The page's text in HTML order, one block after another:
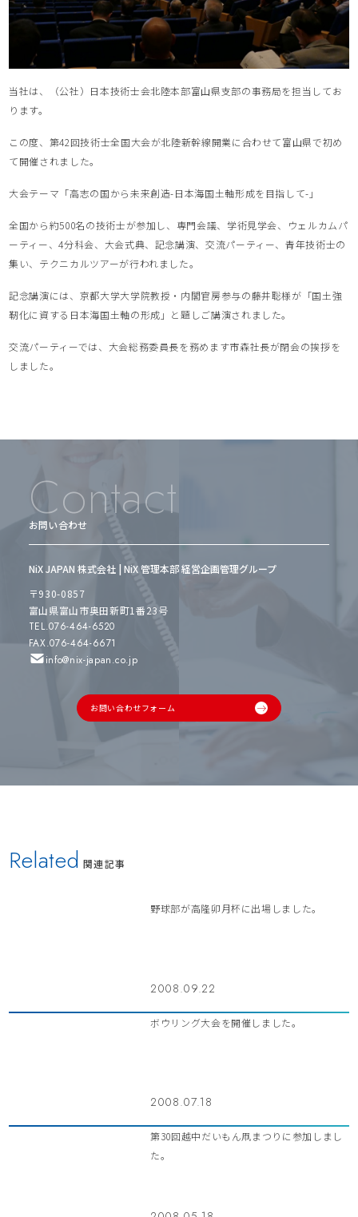
当社は、（公社）日本技術士会北陸本部富山県支部の事務局を担当してお
ります。
この度、第42回技術士全国大会が北陸新幹線開業に合わせて富山県で初め
て開催されました。
大会テーマ「高志の国から未来創造-日本海国土軸形成を目指して-」
全国から約500名の技術士が参加し、専門会議、学術見学会、ウェルカムパ
ーティー、4分科会、大会式典、記念講演、交流パーティー、青年技術士の
集い、テクニカルツアーが行われました。
記念講演には、京都大学大学院教授・内閣官房参与の藤井聡様が「国土強
靭化に資する日本海国土軸の形成」と題しご講演されました。
交流パーティーでは、大会総務委員長を務めます市森社長が閉会の挨拶を
しました。
Contact
お問い合わせ
NiX JAPAN 株式会社 | NiX 管理本部 経営企画管理グループ
〒930-0857
富山県富山市奥田新町1番23号
TEL.076-464-6520
FAX.076-464-6671
info@nix-japan.co.jp
お問い合わせフォーム
Related 関連記事
野球部が高隆卯月杯に出場しました。
2008.09.22
ボウリング大会を開催しました。
2008.07.18
第30回越中だいもん凧まつりに参加しまし
た。